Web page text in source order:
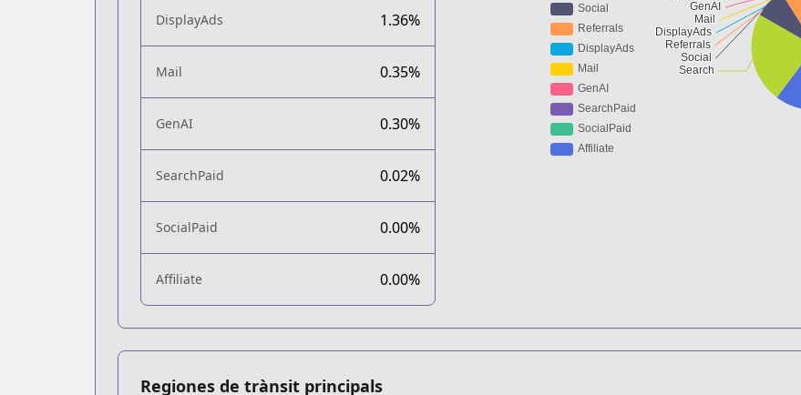
DisplayAds 1.36%
Mail 0.35%
GenAI 0.30%
SearchPaid 0.02%
SocialPaid 0.00%
Affiliate 0.00%
Regiones de trànsit principals